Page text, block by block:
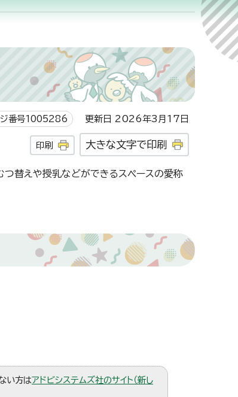
ジ番号1005286 更新日 2026年3月17日
印刷 大きな文字で印刷
つ替えや授乳などができるスペースの愛称
い方はアドビシステムズ社のサイト（新し